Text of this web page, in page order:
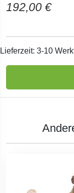
192,00 €
Lieferzeit: 3-10